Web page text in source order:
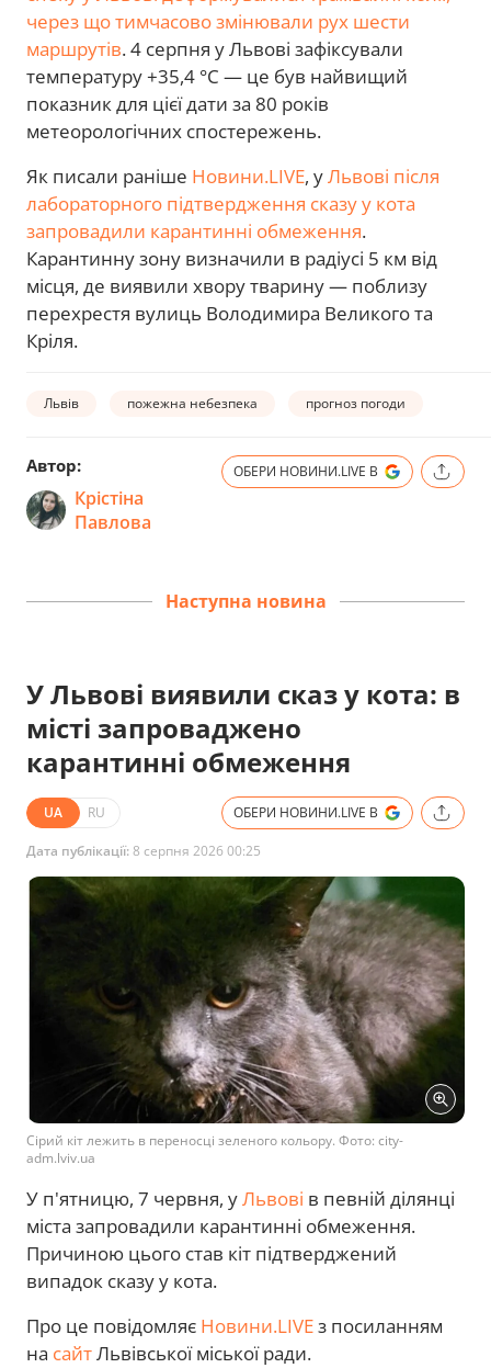
через що тимчасово змінювали рух шести
маршрутів. 4 серпня у Львові зафіксували
температуру +35,4 °C — це був найвищий
показник для цієї дати за 80 років
метеорологічних спостережень.
Як писали раніше Новини.LIVE, уЛьвові після
лабораторного підтвердження сказу у кота
запровадили карантинні обмеження.
Карантинну зону визначили в радіусі 5 км від
місця, де виявили хвору тварину — поблизу
перехрестя вулиць Володимира Великого та
Кріля.
Львів пожежна небезпека прогноз погоди
Автор:
Крістіна
Павлова
ОБЕРИ НОВИНИ.LIVE В
Наступна новина
У Львові виявили сказ у кота: в
місті запроваджено
карантинні обмеження
UA RU ОБЕРИ НОВИНИ.LIVE В
Дата публікації:8 серпня 2026 00:25
Сірий кіт лежить в переносці зеленого кольору. Фото: city-
adm.lviv.ua
У п'ятницю, 7 червня, уЛьвові в певній ділянці
міста запровадили карантинні обмеження.
Причиною цього став кіт підтверджений
випадок сказу у кота.
Про це повідомляє Новини.LIVEз посиланням
на сайтЛьвівської міської ради.